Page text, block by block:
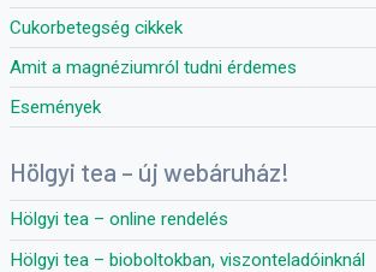
Cukorbetegség cikkek
Amit a magnéziumról tudni érdemes
Események
Hölgyi tea – új webáruház!
Hölgyi tea – online rendelés
Hölgyi tea – bioboltokban, viszonteladóinknál